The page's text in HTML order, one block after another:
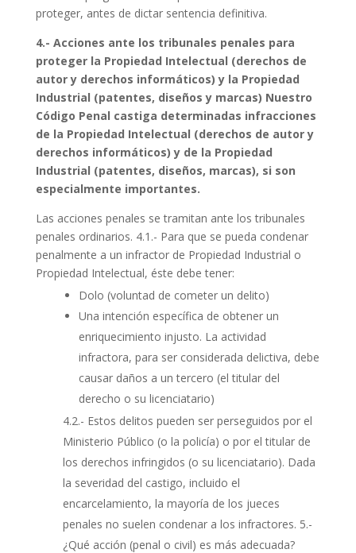
proteger, antes de dictar sentencia definitiva.
4.- Acciones ante los tribunales penales para
proteger la Propiedad Intelectual (derechos de
autor y derechos informáticos) y la Propiedad
Industrial (patentes, diseños y marcas) Nuestro
Código Penal castiga determinadas infracciones
de la Propiedad Intelectual (derechos de autor y
derechos informáticos) y de la Propiedad
Industrial (patentes, diseños, marcas), si son
especialmente importantes.
Las acciones penales se tramitan ante los tribunales
penales ordinarios. 4.1.- Para que se pueda condenar
penalmente a un infractor de Propiedad Industrial o
Propiedad Intelectual, éste debe tener:
Dolo (voluntad de cometer un delito)
Una intención específica de obtener un
enriquecimiento injusto. La actividad
infractora, para ser considerada delictiva, debe
causar daños a un tercero (el titular del
derecho o su licenciatario)
4.2.- Estos delitos pueden ser perseguidos por el
Ministerio Público (o la policía) o por el titular de
los derechos infringidos (o su licenciatario). Dada
la severidad del castigo, incluido el
encarcelamiento, la mayoría de los jueces
penales no suelen condenar a los infractores. 5.-
¿Qué acción (penal o civil) es más adecuada?